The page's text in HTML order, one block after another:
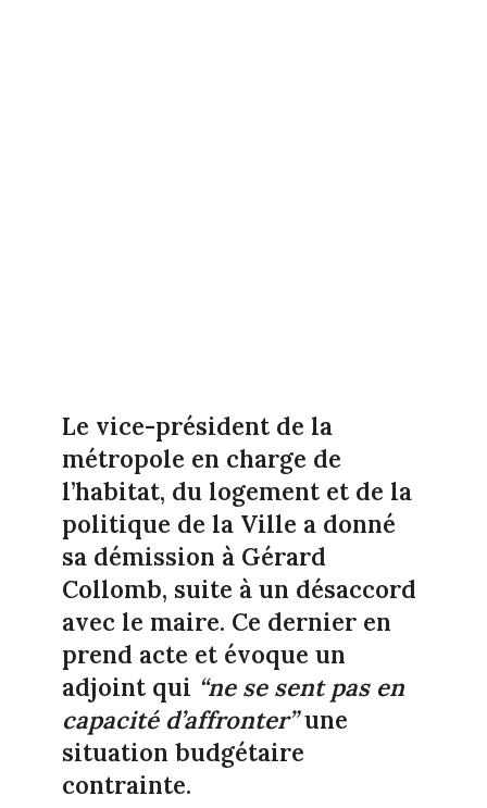
Le vice-président de la
métropole en charge de
l’habitat, du logement et de la
politique de la Ville a donné
sa démission à Gérard
Collomb, suite à un désaccord
avec le maire. Ce dernier en
prend acte et évoque un
adjoint qui “ne se sent pas en
capacité d’affronter”une
situation budgétaire
contrainte.